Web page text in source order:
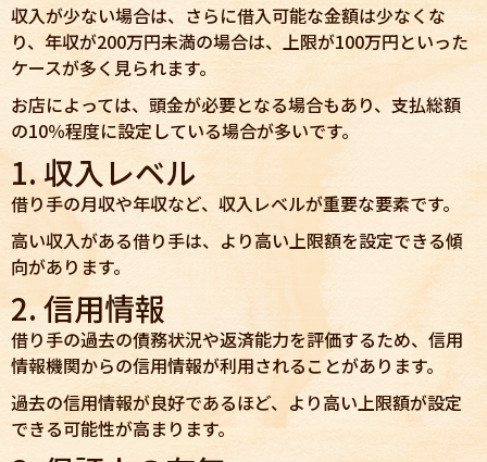
収入が少ない場合は、さらに借入可能な金額は少なくな
り、年収が200万円未満の場合は、上限が100万円といった
ケースが多く見られます。
お店によっては、頭金が必要となる場合もあり、支払総額
の10％程度に設定している場合が多いです。
1. 収入レベル
借り手の月収や年収など、収入レベルが重要な要素です。
高い収入がある借り手は、より高い上限額を設定できる傾
向があります。
2. 信用情報
借り手の過去の債務状況や返済能力を評価するため、信用
情報機関からの信用情報が利用されることがあります。
過去の信用情報が良好であるほど、より高い上限額が設定
できる可能性が高まります。